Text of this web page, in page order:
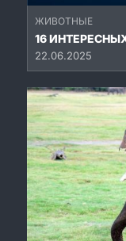
ЖИВОТНЫЕ
16
22.06.2025